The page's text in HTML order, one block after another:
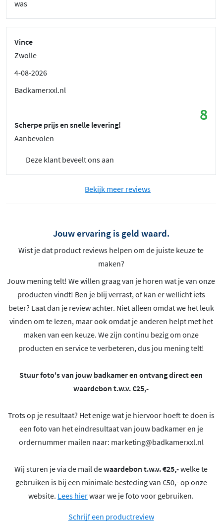
was
Vince
Zwolle
4-08-2026
Badkamerxxl.nl
8
Scherpe prijs en snelle levering!
Aanbevolen
Deze klant beveelt ons aan
Bekijk meer reviews
Jouw ervaring is geld waard.
Wist je dat product reviews helpen om de juiste keuze te
maken?
Jouw mening telt! We willen graag van je horen wat je van onze
producten vindt! Ben je blij verrast, of kan er wellicht iets
beter? Laat dan je review achter. Niet alleen omdat we het leuk
vinden om te lezen, maar ook omdat je anderen helpt met het
maken van een keuze. We zijn continu bezig om onze
producten en service te verbeteren, dus jou mening telt!
Stuur foto's van jouw badkamer en ontvang direct een
waardebon t.w.v. €25,-
Trots op je resultaat? Het enige wat je hiervoor hoeft te doen is
een foto van het eindresultaat van jouw badkamer en je
ordernummer mailen naar: marketing@badkamerxxl.nl
Wij sturen je via de mail dewaardebon t.w.v. €25,-welke te
gebruiken is bij een minimale besteding van €50,- op onze
website. Lees hierwaar we je foto voor gebruiken.
Schrijf een productreview